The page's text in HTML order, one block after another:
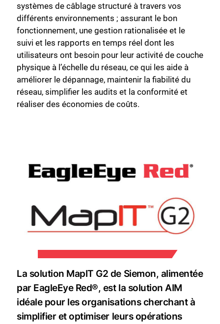
systèmes de câblage structuré à travers vos
différents environnements ; assurant le bon
fonctionnement, une gestion rationalisée et le
suivi et les rapports en temps réel dont les
utilisateurs ont besoin pour leur activité de couche
physique à l’échelle du réseau, ce qui les aide à
améliorer le dépannage, maintenir la fiabilité du
réseau, simplifier les audits et la conformité et
réaliser des économies de coûts.
La solution MapIT G2 de Siemon, alimentée
par EagleEye Red®, est la solution AIM
idéale pour les organisations cherchant à
simplifier et optimiser leurs opérations